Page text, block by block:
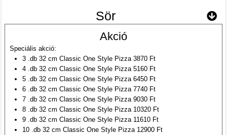
Sör
Akció
Speciális akció:
3 .db 32 cm Classic One Style Pizza 3870 Ft
4 .db 32 cm Classic One Style Pizza 5160 Ft
5 .db 32 cm Classic One Style Pizza 6450 Ft
6 .db 32 cm Classic One Style Pizza 7740 Ft
7 .db 32 cm Classic One Style Pizza 9030 Ft
8 .db 32 cm Classic One Style Pizza 10320 Ft
9 .db 32 cm Classic One Style Pizza 11610 Ft
10 .db 32 cm Classic One Style Pizza 12900 Ft